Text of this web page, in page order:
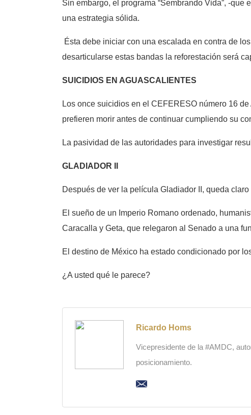
Sin embargo, el programa “Sembrando Vida”, -
una estrategia sólida.
Ésta debe iniciar con una escalada en contra de
desarticularse estas bandas la reforestación será
SUICIDIOS EN AGUASCALIENTES
Los once suicidios en el CEFERESO número 16
prefieren morir antes de continuar cumpliendo su
La pasividad de las autoridades para investigar
GLADIADOR II
Después de ver la película Gladiador II, queda
El sueño de un Imperio Romano ordenado,
Caracalla y Geta, que relegaron al Senado a una
El destino de México ha estado condicionado por
¿A usted qué le parece?
Ricardo Homs
Vicepresidente de la #AMDC,
posicionamiento.